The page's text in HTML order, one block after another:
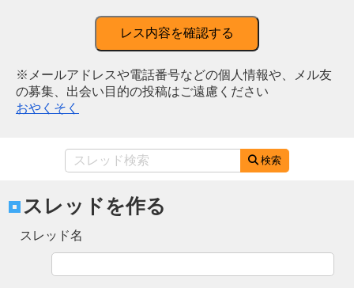
レス内容を確認する
※メールアドレスや電話番号などの個人情報や、メル友
の募集、出会い目的の投稿はご遠慮ください
おやくそく
検索
スレッドを作る
スレッド名